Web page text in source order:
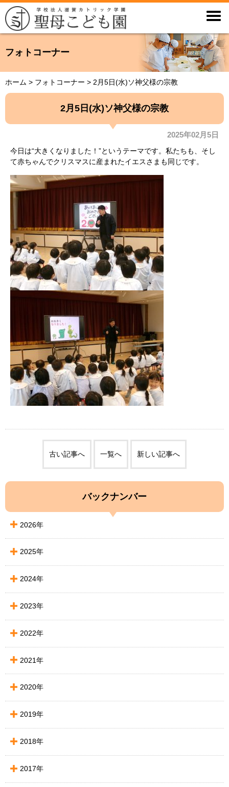

フォトコーナー
ホーム > フォトコーナー > 2月5日(水)ソ神父様の宗教
2月5日(水)ソ神父様の宗教
2025年02月5日
今日は“大きくなりました！”というテーマです。私たちも、そし
て赤ちゃんでクリスマスに産まれたイエスさまも同じです。
古い記事へ 一覧へ 新しい記事へ
バックナンバー
2026年
2025年
2024年
2023年
2022年
2021年
2020年
2019年
2018年
2017年